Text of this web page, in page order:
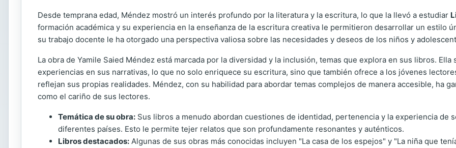
Desde temprana edad, Méndez mostró un interés profundo por la literatura y la escritura, lo que la llevó a estudiar
formación académica y su experiencia en la enseñanza de la escritura creativa le permitieron desarrollar un estilo
su trabajo docente le ha otorgado una perspectiva valiosa sobre las necesidades y deseos de los niños y
La obra de Yamile Saied Méndez está marcada por la diversidad y la inclusión, temas que explora en sus libros.
experiencias en sus narrativas, lo que no solo enriquece su escritura, sino que también ofrece a los jóvenes
reflejan sus propias realidades. Méndez, con su habilidad para abordar temas complejos de manera accesible, ha
como el cariño de sus lectores.
Temática de su obra: Sus libros a menudo abordan cuestiones de identidad, pertenencia y la experiencia de
diferentes países. Esto le permite tejer relatos que son profundamente resonantes y auténticos.
Libros destacados: Algunas de sus obras más conocidas incluyen "La casa de los espejos" y "La niña que